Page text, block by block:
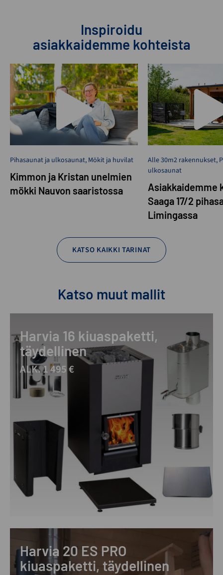
Inspiroidu
asiakkaidemme kohteista
Pihasaunat ja ulkosaunat, Mökit ja huvilat
Kimmon ja Kristan unelmien
mökki Nauvon saaristossa
Alle 30m2 rakennukset,
ulkosaunat
Asiakkaidemme
Saaga 17/2
Limingassa
KATSO KAIKKI TARINAT
Katso muut mallit
Harvia 16 kiuaspaketti,
täydellinen
ALK. 1 495 €
Harvia 20 ES PRO
kiuaspaketti, täydellinen